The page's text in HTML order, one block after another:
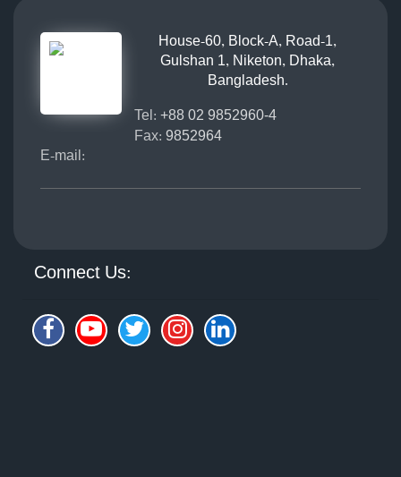
House-60, Block-A, Road-1,
Gulshan 1, Niketon, Dhaka,
Bangladesh.
Tel: +88 02 9852960-4
Fax: 9852964
E-mail:
Connect Us: